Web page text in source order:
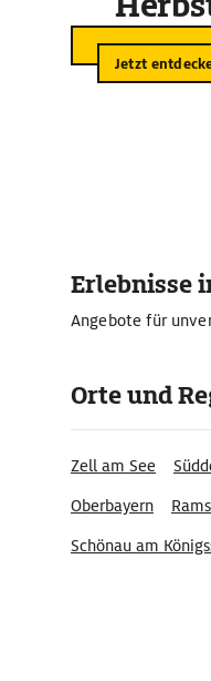
Jetzt
Erlebnisse
Angebote für
Orte und
Zell am See
Oberbayern
Schönau am